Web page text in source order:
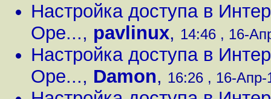
Настройка доступа в
Ope..., pavlinux, 14:46 , 16-
Настройка доступа в
Ope..., Damon, 16:26 , 16-Апр-